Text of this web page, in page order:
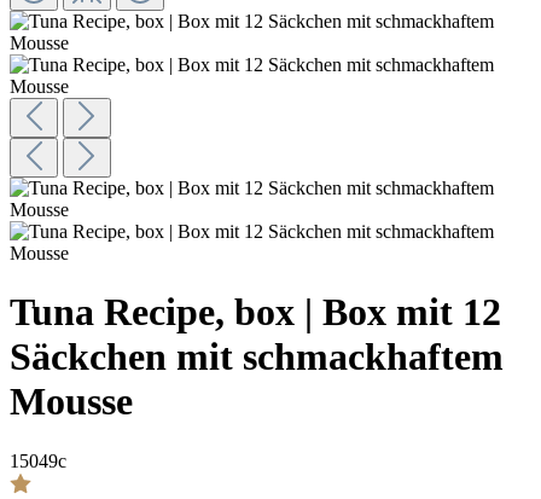
Tuna Recipe, box | Box mit 12
Säckchen mit schmackhaftem
Mousse
15049c